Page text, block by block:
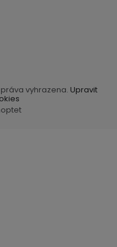
vyhrazena. Upravit